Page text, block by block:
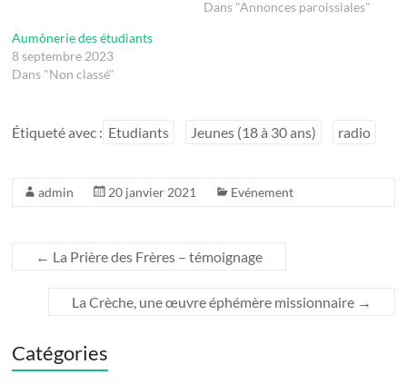
Dans "Annonces paroissiales"
Aumônerie des étudiants
8 septembre 2023
Dans "Non classé"
Étiqueté avec : Etudiants Jeunes (18 à 30 ans) radio
admin 20 janvier 2021 Evénement
← La Prière des Frères – témoignage
La Crèche, une œuvre éphémère missionnaire →
Catégories